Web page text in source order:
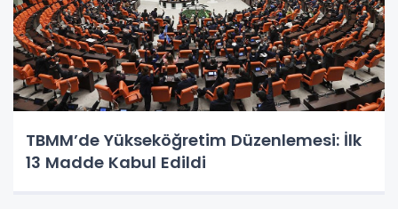
TBMM’de Yükseköğretim Düzenlemesi: İlk
13 Madde Kabul Edildi